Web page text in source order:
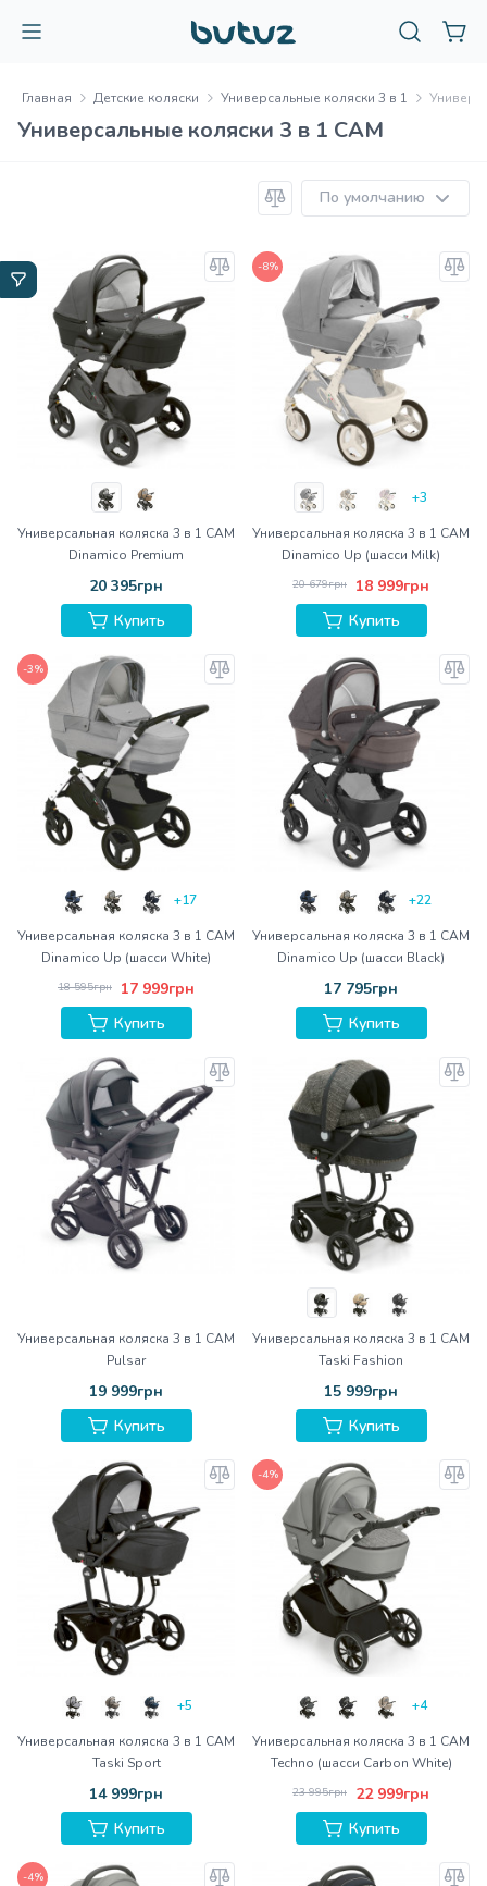
Главная Детские коляски Универсальные коляски 3 в 1
Универсальные коляски 3 в 1 CAM
По умолчанию
Универсальная коляска 3 в 1 CAM
Dinamico Premium
20 395грн
Купить
-8%
+3
Универсальная коляска 3 в 1 CAM
Dinamico Up (шасси Milk)
20 679грн
18 999грн
Купить
-3%
+17
Универсальная коляска 3 в 1 CAM
Dinamico Up (шасси White)
18 595грн
17 999грн
Купить
+22
Универсальная коляска 3 в 1 CAM
Dinamico Up (шасси Black)
17 795грн
Купить
Универсальная коляска 3 в 1 CAM
Pulsar
19 999грн
Купить
Универсальная коляска 3 в 1 CAM
Taski Fashion
15 999грн
Купить
+5
Универсальная коляска 3 в 1 CAM
Taski Sport
14 999грн
Купить
-4%
+4
Универсальная коляска 3 в 1 CAM
Techno (шасси Carbon White)
23 995грн
22 999грн
Купить
-4%